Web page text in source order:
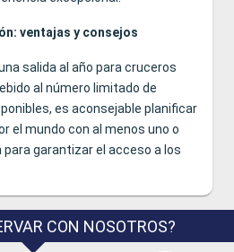
ventajas y consejos
salida al año para cruceros
al número limitado de
es aconsejable planificar
el mundo con al menos uno o
garantizar el acceso a los
CON NOSOTROS?